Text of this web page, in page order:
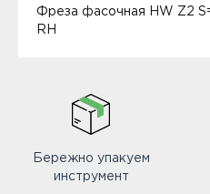
Фреза фасочная HW Z2
RH
Бережно упакуем
инструмент